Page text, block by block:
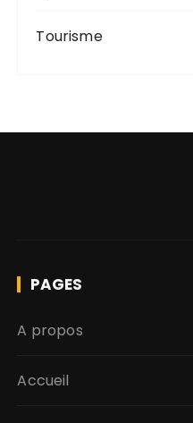
Tourisme
PAGES
A propos
Accueil